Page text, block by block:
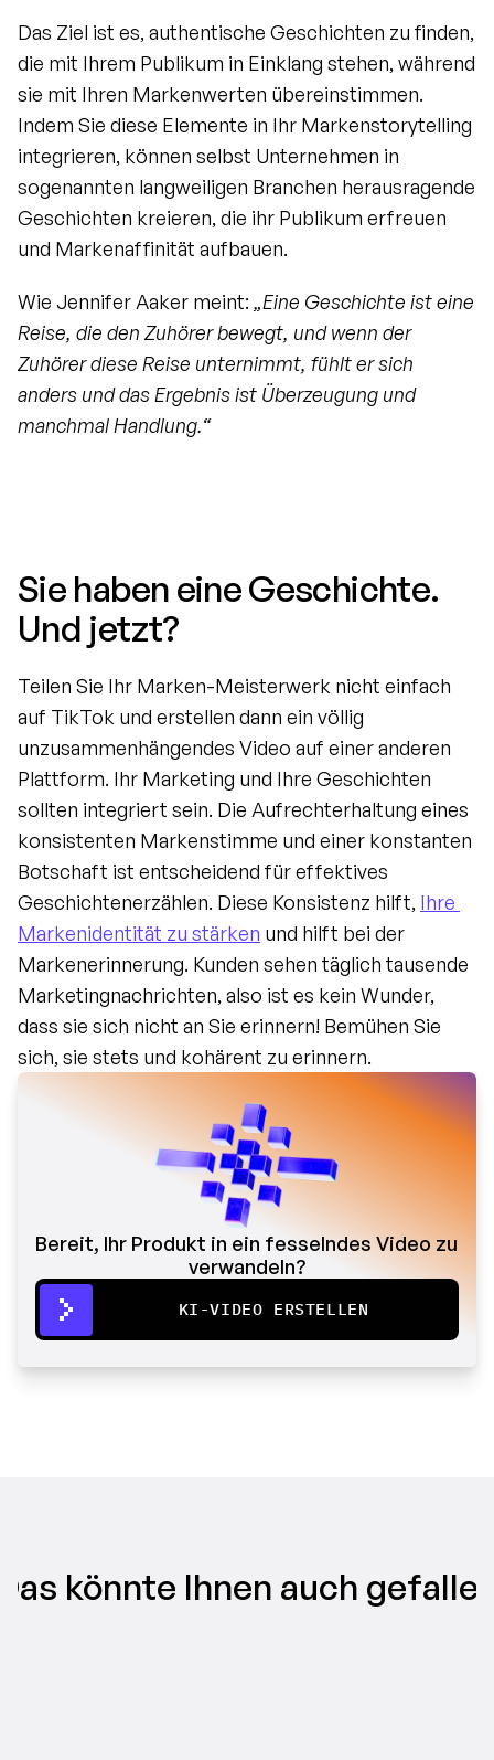
Das Ziel ist es, authentische Geschichten zu finden,
die mit Ihrem Publikum in Einklang stehen, während
sie mit Ihren Markenwerten übereinstimmen.
Indem Sie diese Elemente in Ihr Markenstorytelling
integrieren, können selbst Unternehmen in
sogenannten langweiligen Branchen herausragende
Geschichten kreieren, die ihr Publikum erfreuen
und Markenaffinität aufbauen.
Wie Jennifer Aaker meint: „Eine Geschichte ist eine
Reise, die den Zuhörer bewegt, und wenn der
Zuhörer diese Reise unternimmt, fühlt er sich
anders und das Ergebnis ist Überzeugung und
manchmal Handlung.“
Sie haben eine Geschichte.
Und jetzt?
Teilen Sie Ihr Marken-Meisterwerk nicht einfach
auf TikTok und erstellen dann ein völlig
unzusammenhängendes Video auf einer anderen
Plattform. Ihr Marketing und Ihre Geschichten
sollten integriert sein. Die Aufrechterhaltung eines
konsistenten Markenstimme und einer konstanten
Botschaft ist entscheidend für effektives
Geschichtenerzählen. Diese Konsistenz hilft, Ihre
Markenidentität zu stärken und hilft bei der
Markenerinnerung. Kunden sehen täglich tausende
Marketingnachrichten, also ist es kein Wunder,
dass sie sich nicht an Sie erinnern! Bemühen Sie
sich, sie stets und kohärent zu erinnern.
Bereit, Ihr Produkt in ein fesselndes Video zu
verwandeln?
KI-VIDEO ERSTELLEN
könnte Ihnen auch